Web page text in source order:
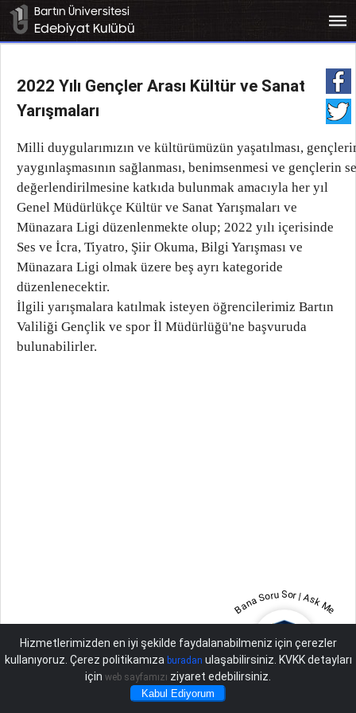
Hizmetlerimizden en iyi şekilde faydalanabilmeniz için çerezler
kullanıyoruz. Çerez politikamıza buradan ulaşabilirsiniz. KVKK detayları
için web sayfamızı ziyaret edebilirsiniz.
Kabul Ediyorum
bars
Bartın Üniversitesi
Edebiyat Kulübü
2022 Yılı Gençler Arası Kültür ve Sanat
Yarışmaları
Milli duygularımızın ve kültürümüzün yaşatılması,
yaygınlaşmasının sağlanması, benimsenmesi ve gençlerin
değerlendirilmesine katkıda bulunmak amacıyla her yıl
Genel Müdürlükçe Kültür ve Sanat Yarışmaları ve
Münazara Ligi düzenlenmekte olup; 2022 yılı içerisinde
Ses ve İcra, Tiyatro, Şiir Okuma, Bilgi Yarışması ve
Münazara Ligi olmak üzere beş ayrı kategoride
düzenlenecektir.
İlgili yarışmalara katılmak isteyen öğrencilerimiz Bartın
Valiliği Gençlik ve spor İl Müdürlüğü'ne başvuruda
bulunabilirler.
Bana Soru Sor | Ask Me